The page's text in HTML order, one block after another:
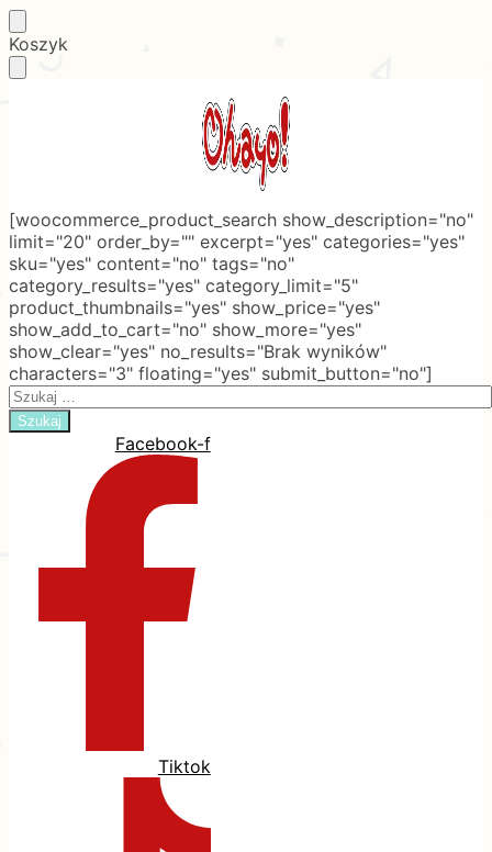
Skip
to
Skip
to
Koszyk
[woocommerce_product_search show_description="no"
limit="20" order_by="" excerpt="yes" categories="yes"
sku="yes" content="no" tags="no"
category_results="yes" category_limit="5"
product_thumbnails="yes" show_price="yes"
show_add_to_cart="no" show_more="yes"
show_clear="yes" no_results="Brak wyników"
characters="3" floating="yes" submit_button="no"]
Search
for:
Facebook-f
Tiktok